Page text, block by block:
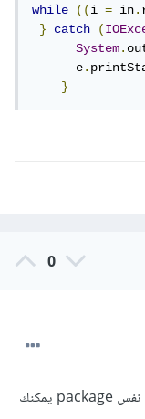
while
((i = in.
}
catch (
System.
      e
.
}
0
ليس من المفروض أن يكون ملف "Test.txt" في نفس package يمكنك